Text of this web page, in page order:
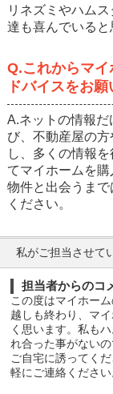
リネズミやハム
達も喜んでいると
Q.これからマ
ドバイスをお願
A.ネットの情報
び、不動産屋の
し、多くの情報
てマイホームを
物件と出会うま
ください。
私がご担当させて
担当者からのコ
この度はマイホー
越しも終わり、マ
く思います。私も
れ合った事がない
ご自宅に誘ってく
軽にご連絡くださ